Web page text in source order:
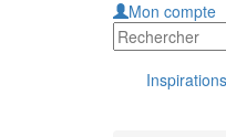
Mon compte
Inspirations